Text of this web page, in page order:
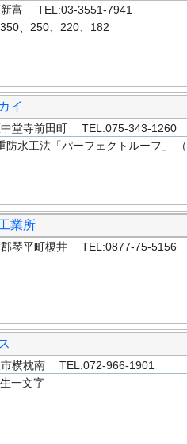
富 TEL:03-3551-7941
、250、220、182
イ
中堂寺前田町 TEL:075-343-1260
防水工法「パーフェクトルーフ」
業所
琴平町榎井 TEL:0877-75-5156
横枕南 TEL:072-966-1901
一文字